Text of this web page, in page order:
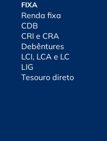
FIXA
Renda fixa
CDB
CRI e CRA
Debêntures
LCI, LCA e LC
LIG
Tesouro direto